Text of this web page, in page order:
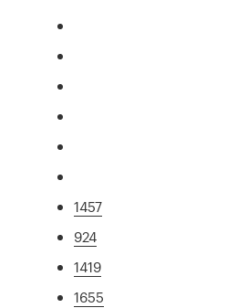
1457
924
1419
1655